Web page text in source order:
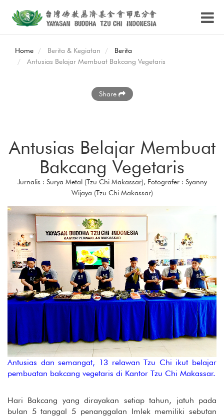
Home Berita & Kegiatan
Berita
Antusias Belajar Membuat Bakcang Vegetaris
Share
Antusias Belajar Membuat
Bakcang Vegetaris
Jurnalis : Surya Metal (Tzu Chi Makassar), Fotografer : Syanny
Wijaya (Tzu Chi Makassar)
Antusias dan semangat, 13 relawan Tzu Chi ikut belajar
pembuatan bakcang vegetaris di Kantor Tzu Chi Makassar.
Hari Bakcang yang dirayakan setiap tahun, jatuh pada
bulan 5 tanggal 5 penanggalan Imlek memiliki sebutan